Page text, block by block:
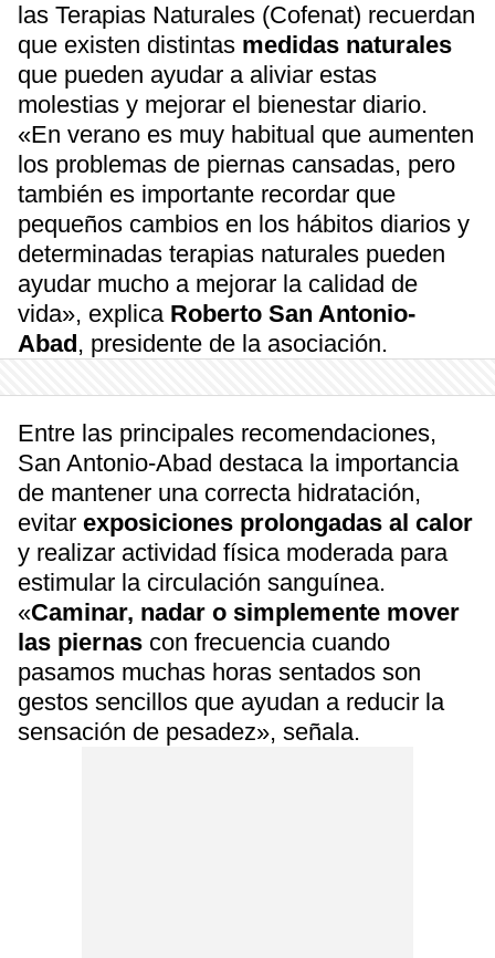
las Terapias Naturales (Cofenat) recuerdan
que existen distintas medidas naturales
que pueden ayudar a aliviar estas
molestias y mejorar el bienestar diario.
«En verano es muy habitual que aumenten
los problemas de piernas cansadas, pero
también es importante recordar que
pequeños cambios en los hábitos diarios y
determinadas terapias naturales pueden
ayudar mucho a mejorar la calidad de
vida», explica Roberto San Antonio-
Abad, presidente de la asociación.
Entre las principales recomendaciones,
San Antonio-Abad destaca la importancia
de mantener una correcta hidratación,
evitar exposiciones prolongadas al calor
y realizar actividad física moderada para
estimular la circulación sanguínea.
«Caminar, nadar o simplemente mover
las piernas con frecuencia cuando
pasamos muchas horas sentados son
gestos sencillos que ayudan a reducir la
sensación de pesadez», señala.